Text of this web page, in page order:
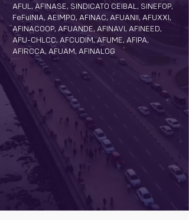
AFUL, AFINASE, SINDICATO CEIBAL, SINEFOP,
FeFuINIA, AEIMPO, AFINAC, AFUANII, AFUXXI,
AFINACOOP, AFUANDE, AFINAVI, AFINEED,
AFU-CHLCC, AFCUDIM, AFUME, AFIPA,
AFIRCCA, AFUAM, AFINALOG